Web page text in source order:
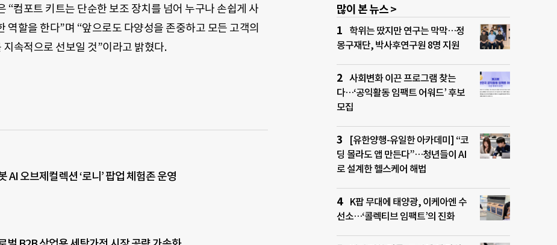
“컴포트 키트는 단순한 보조 장치를 넘어 누구나 손쉽게 사
역할을 한다”며 “앞으로도 다양성을 존중하고 모든 고객의
속적으로 선보일 것”이라고 밝혔다.
AI 오브제컬렉션 ‘로니’ 팝업 체험존 운영
많이 본 뉴스 >
학위는 땄지만 연구는 막막…정
몽구재단, 박사후연구원 8명 지원
사회변화 이끈 프로그램 찾는
다…‘공익활동 임팩트 어워드’ 후보
모집
[유한양행-유일한 아카데미] “코
딩 몰라도 앱 만든다”…청년들이 AI
로 설계한 헬스케어 해법
K팝 무대에 태양광, 이케아엔 수
선소…‘콜렉티브 임팩트’의 진화